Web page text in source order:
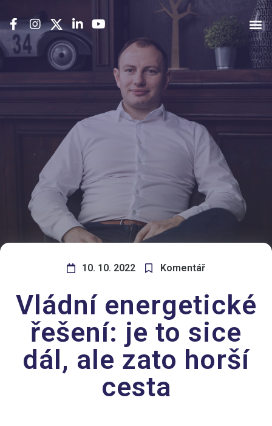
10. 10. 2022 Komentář
Vládní energetické
řešení: je to sice
dál, ale zato horší
cesta